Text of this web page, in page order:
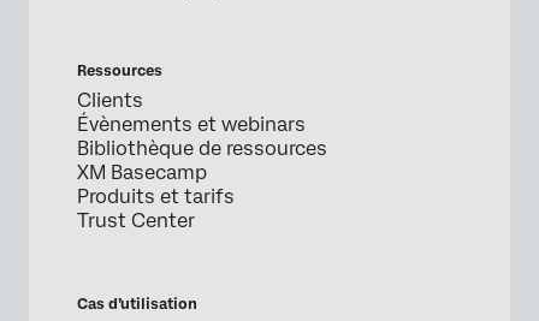
Ressources
Clients
Évènements et webinars
Bibliothèque de ressources
XM Basecamp
Produits et tarifs
Trust Center
Cas d’utilisation